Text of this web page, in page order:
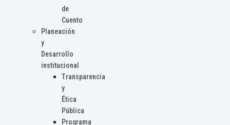
de
Cuento
Planeación
y
Desarrollo
institucional
Transparencia
y
Ética
Pública
Programa